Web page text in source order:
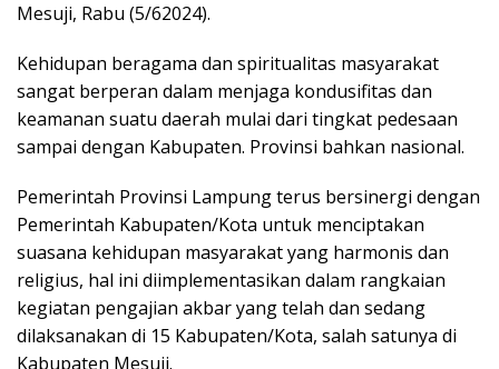
Mesuji, Rabu (5/62024).
Kehidupan beragama dan spiritualitas masyarakat
sangat berperan dalam menjaga kondusifitas dan
keamanan suatu daerah mulai dari tingkat pedesaan
sampai dengan Kabupaten. Provinsi bahkan nasional.
Pemerintah Provinsi Lampung terus bersinergi dengan
Pemerintah Kabupaten/Kota untuk menciptakan
suasana kehidupan masyarakat yang harmonis dan
religius, hal ini diimplementasikan dalam rangkaian
kegiatan pengajian akbar yang telah dan sedang
dilaksanakan di 15 Kabupaten/Kota, salah satunya di
Kabupaten Mesuji.